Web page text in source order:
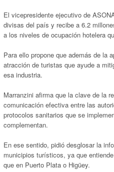
El vicepresidente ejecutivo de
divisas del país y recibe a 6.2
a los niveles de ocupación hotelera
Para ello propone que además de la
atracción de turistas que ayude a
esa industria.
Marranzini afirma que la clave de la
comunicación efectiva entre las
protocolos sanitarios que se
complementan.
En ese sentido, pidió desglosar la
municipios turísticos, ya que
que en Puerto Plata o Higüey.